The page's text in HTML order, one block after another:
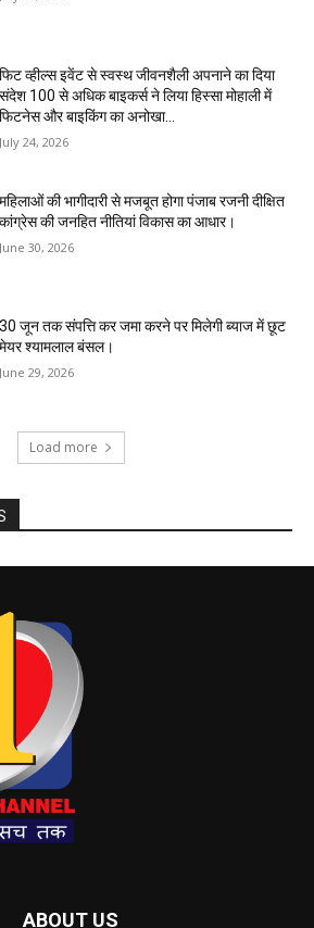
फिट व्हील्स इवेंट से स्वस्थ जीवनशैली अपनाने का दिया
संदेश 100 से अधिक बाइकर्स ने लिया हिस्सा मोहाली में
फिटनेस और बाइकिंग का अनोखा...
July 24, 2026
महिलाओं की भागीदारी से मजबूत होगा पंजाब रजनी दीक्षित
कांग्रेस की जनहित नीतियां विकास का आधार।
June 30, 2026
30 जून तक संपत्ति कर जमा करने पर मिलेगी ब्याज में छूट
मेयर श्यामलाल बंसल।
June 29, 2026
Load more
ABOUT US